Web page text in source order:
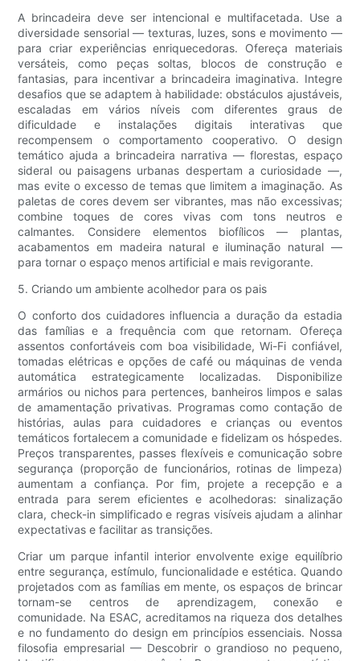
A brincadeira deve ser intencional e multifacetada. Use a
diversidade sensorial — texturas, luzes, sons e movimento —
para criar experiências enriquecedoras. Ofereça materiais
versáteis, como peças soltas, blocos de construção e
fantasias, para incentivar a brincadeira imaginativa. Integre
desafios que se adaptem à habilidade: obstáculos ajustáveis,
escaladas em vários níveis com diferentes graus de
dificuldade e instalações digitais interativas que
recompensem o comportamento cooperativo. O design
temático ajuda a brincadeira narrativa — florestas, espaço
sideral ou paisagens urbanas despertam a curiosidade —,
mas evite o excesso de temas que limitem a imaginação. As
paletas de cores devem ser vibrantes, mas não excessivas;
combine toques de cores vivas com tons neutros e
calmantes. Considere elementos biofílicos — plantas,
acabamentos em madeira natural e iluminação natural —
para tornar o espaço menos artificial e mais revigorante.
5. Criando um ambiente acolhedor para os pais
O conforto dos cuidadores influencia a duração da estadia
das famílias e a frequência com que retornam. Ofereça
assentos confortáveis ​​com boa visibilidade, Wi-Fi confiável,
tomadas elétricas e opções de café ou máquinas de venda
automática estrategicamente localizadas. Disponibilize
armários ou nichos para pertences, banheiros limpos e salas
de amamentação privativas. Programas como contação de
histórias, aulas para cuidadores e crianças ou eventos
temáticos fortalecem a comunidade e fidelizam os hóspedes.
Preços transparentes, passes flexíveis e comunicação sobre
segurança (proporção de funcionários, rotinas de limpeza)
aumentam a confiança. Por fim, projete a recepção e a
entrada para serem eficientes e acolhedoras: sinalização
clara, check-in simplificado e regras visíveis ajudam a alinhar
expectativas e facilitar as transições.
Criar um parque infantil interior envolvente exige equilíbrio
entre segurança, estímulo, funcionalidade e estética. Quando
projetados com as famílias em mente, os espaços de brincar
tornam-se centros de aprendizagem, conexão e
comunidade. Na ESAC, acreditamos na riqueza dos detalhes
e no fundamento do design em princípios essenciais. Nossa
filosofia empresarial — Descobrir o grandioso no pequeno,